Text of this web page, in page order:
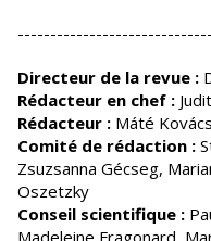
Directeur de la revue :
Rédacteur en chef :
Rédacteur : Máté Kovács
Comité de rédaction :
Zsuzsanna Gécseg,
Oszetzky
Conseil scientifique :
Madeleine Fragonard,